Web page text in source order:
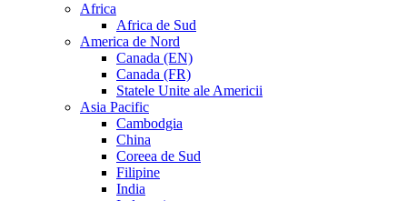
Africa
Africa de Sud
America de Nord
Canada (EN)
Canada (FR)
Statele Unite ale Americii
Asia Pacific
Cambodgia
China
Coreea de Sud
Filipine
India